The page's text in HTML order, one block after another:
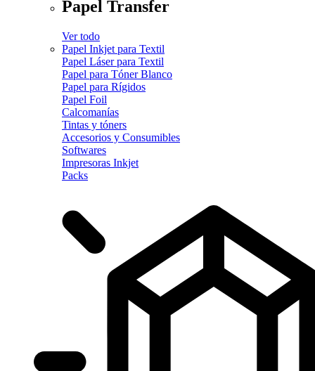
Papel Transfer
Ver todo
Papel Inkjet para Textil
Papel Láser para Textil
Papel para Tóner Blanco
Papel para Rígidos
Papel Foil
Calcomanías
Tintas y tóners
Accesorios y Consumibles
Softwares
Impresoras Inkjet
Packs